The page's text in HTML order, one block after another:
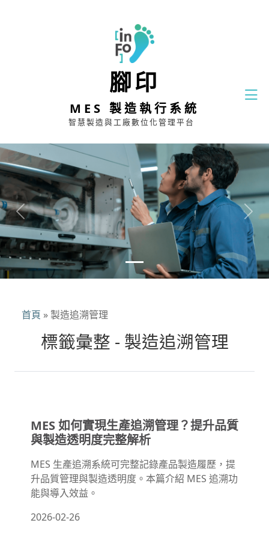
腳印
MES 製造執行系統
智慧製造與工廠數位化管理平台
Previous Next
首頁 »製造追溯管理
標籤彙整 - 製造追溯管理
MES 如何實現生產追溯管理？提升品質
與製造透明度完整解析
MES 生產追溯系統可完整記錄產品製造履歷，提
升品質管理與製造透明度。本篇介紹 MES 追溯功
能與導入效益。
2026-02-26